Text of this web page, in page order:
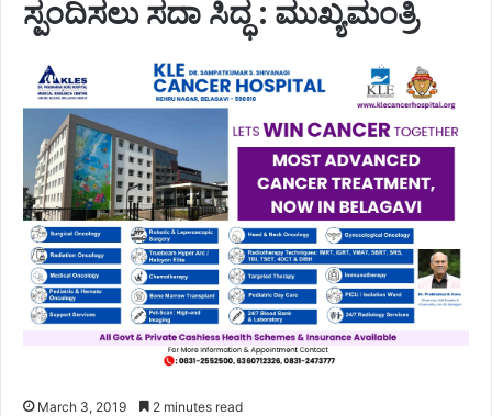
ಸ್ಪಂದಿಸಲು ಸದಾ ಸಿದ್ಧ : ಮುಖ್ಯಮಂತ್ರಿ
March 3, 2019 2 minutes read